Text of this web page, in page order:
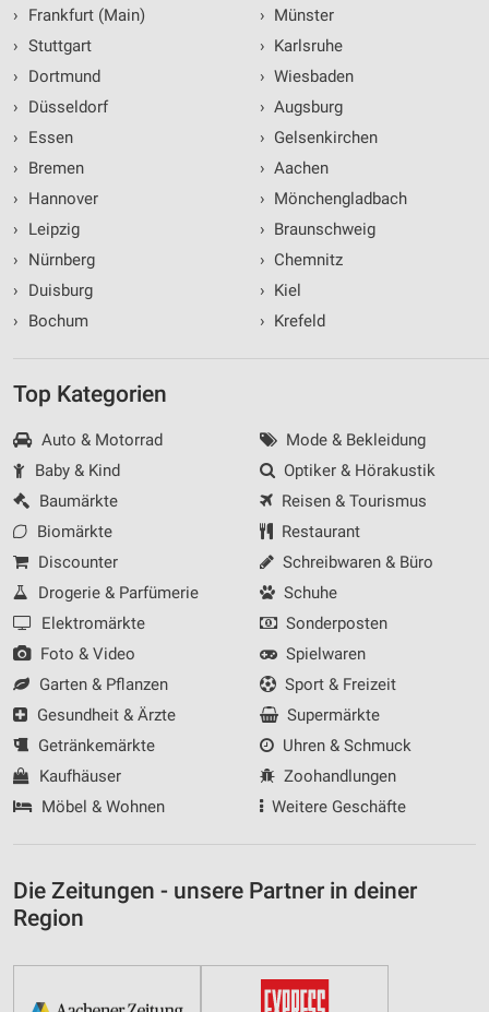
›
Frankfurt (Main)
› Stuttgart
›
Dortmund
›
Düsseldorf
›
Essen
›
Bremen
›
Hannover
›
Leipzig
›
Nürnberg
›
Duisburg
›
Bochum
› Münster
› Karlsruhe
› Wiesbaden
› Augsburg
› Gelsenkirchen
› Aachen
› Mönchengladbach
› Braunschweig
› Chemnitz
› Kiel
› Krefeld
Top Kategorien
Auto & Motorrad
Baby & Kind
Baumärkte
Biomärkte
Discounter
Drogerie & Parfümerie
Elektromärkte
Foto & Video
Garten & Pflanzen
Gesundheit & Ärzte
Getränkemärkte
Kaufhäuser
Möbel & Wohnen
Mode & Bekleidung
Optiker & Hörakustik
Reisen & Tourismus
Restaurant
Schreibwaren & Büro
Schuhe
Sonderposten
Spielwaren
Sport & Freizeit
Supermärkte
Uhren & Schmuck
Zoohandlungen
Weitere Geschäfte
Die Zeitungen - unsere Partner in deiner
Region